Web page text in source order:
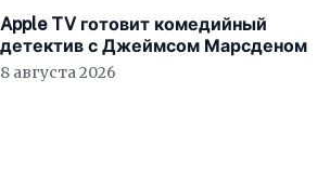
Apple TV готовит комедийный
детектив с Джеймсом Марсденом
8 августа 2026